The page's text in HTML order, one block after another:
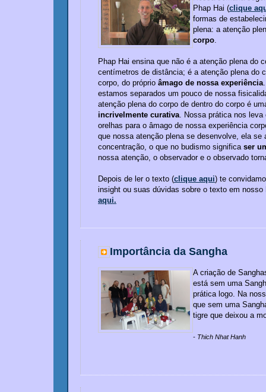
Phap Hai (clique
formas de
plena: a atenção
corpo.
Phap Hai ensina que não é a atenção plena do
centímetros de distância; é a atenção plena do
corpo, do próprio âmago de nossa experiência
estamos separados um pouco de nossa
atenção plena do corpo de dentro do corpo é
incrivelmente curativa. Nossa prática nos leva
orelhas para o âmago de nossa experiência
que nossa atenção plena se desenvolve, ela se
concentração, o que no budismo significa ser
nossa atenção, o observador e o observado
Depois de ler o texto (clique aqui) te
insight ou suas dúvidas sobre o texto em nosso
aqui.
Importância da Sangha
A criação de
está sem uma
prática logo. Na
que sem uma
tigre que deixou a
- Thich Nhat Hanh